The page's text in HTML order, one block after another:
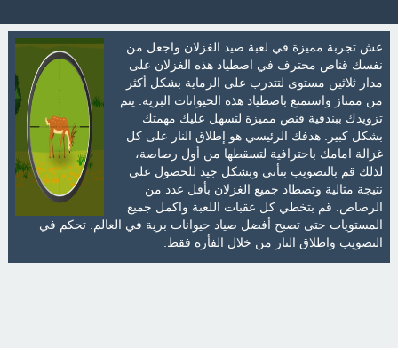
عش تجربة مميزة في لعبة صيد الغزلان واجعل من
نفسك قناص محترف في اصطياد هذه الغزلان على
مدار ثلاثين مستوى لتتدرب على الرماية بشكل أكثر
من ممتاز واستمتع باصطياد هذه الحيوانات البرية. يتم
تزويدك ببندقية قنص مميزة لتسهل عليك مهمتك
بشكل كبير. هدفك الرئيسي هو إطلاق النار على كل
غزالة امامك باحترافية لتسقطها من أول رصاصة،
لذلك قم بالتصويب بتأني وبشكل جيد للحصول على
نتيجة مثالية وتصطاد جميع الغزلان بأقل عدد من
الرصاص. قم بتخطي كل عقبات اللعبة واكمل جميع
المستويات حتى تصبح أفضل صياد حيوانات برية في العالم. تحكم في
التصويب واطلاق النار من خلال الفأرة فقط.